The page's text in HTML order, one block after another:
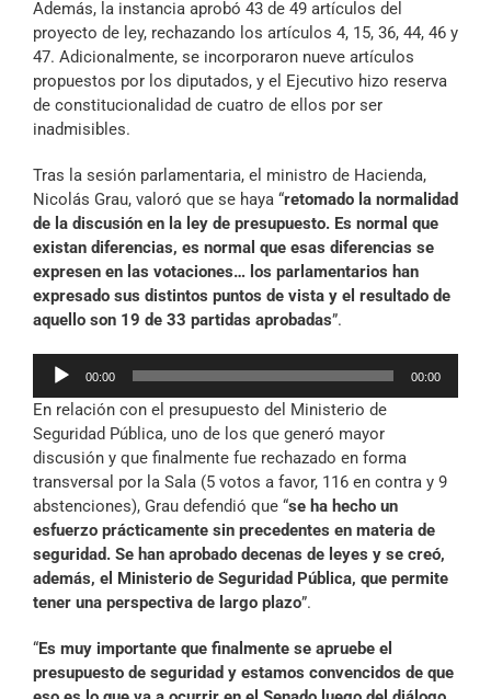
Además, la instancia aprobó 43 de 49 artículos del
proyecto de ley, rechazando los artículos 4, 15, 36, 44, 46 y
47. Adicionalmente, se incorporaron nueve artículos
propuestos por los diputados, y el Ejecutivo hizo reserva
de constitucionalidad de cuatro de ellos por ser
inadmisibles.
Tras la sesión parlamentaria, el ministro de Hacienda,
Nicolás Grau, valoró que se haya “retomado la normalidad
de la discusión en la ley de presupuesto. Es normal que
existan diferencias, es normal que esas diferencias se
expresen en las votaciones… los parlamentarios han
expresado sus distintos puntos de vista y el resultado de
aquello son 19 de 33 partidas aprobadas”.
Reproductor
audio
00:00 00:00
En relación con el presupuesto del Ministerio de
Seguridad Pública, uno de los que generó mayor
discusión y que finalmente fue rechazado en forma
transversal por la Sala (5 votos a favor, 116 en contra y 9
abstenciones), Grau defendió que “se ha hecho un
esfuerzo prácticamente sin precedentes en materia de
seguridad. Se han aprobado decenas de leyes y se creó,
además, el Ministerio de Seguridad Pública, que permite
tener una perspectiva de largo plazo”.
“Es muy importante que finalmente se apruebe el
presupuesto de seguridad y estamos convencidos de que